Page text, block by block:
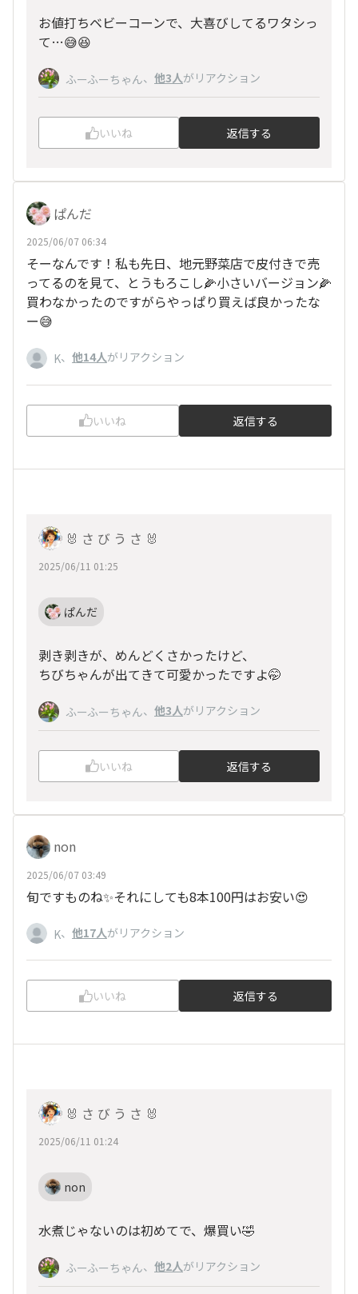
お値打ちベビーコーンで、大喜びしてるワタシっ
て…😅😆
ふーふーちゃん、 他3人がリアクション
いいね 返信する
ぱんだ
2025/06/07 06:34
そーなんです！私も先日、地元野菜店で皮付きで売
ってるのを見て、とうもろこし🌽小さいバージョン🌽
買わなかったのですがらやっぱり買えば良かったな
ー😅
K、 他14人がリアクション
いいね 返信する
🐰 さ び う さ 🐰
2025/06/11 01:25
ぱんだ
剥き剥きが、めんどくさかったけど、
ちびちゃんが出てきて可愛かったですよ🤭
ふーふーちゃん、 他3人がリアクション
いいね 返信する
non
2025/06/07 03:49
旬ですものね✨それにしても8本100円はお安い😍
K、 他17人がリアクション
いいね 返信する
🐰 さ び う さ 🐰
2025/06/11 01:24
non
水煮じゃないのは初めてで、爆買い🤣
ふーふーちゃん、 他2人がリアクション